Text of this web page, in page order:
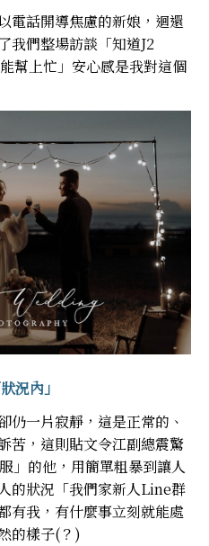
電話開導焦慮的新娘，迴還
我們整場訪談「知道J2
幫上忙」安心感是我對這個
況內」
仍一片寂靜，這是正常的、
苦，這則貼文令江副總震驚
」的他，用簡單粗暴到讓人
的狀況「我們家新人Line群
有我，有什麼事立刻就能處
的樣子(？)